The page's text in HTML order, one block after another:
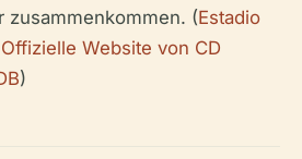
zusammenkommen. (Estadio
Offizielle Website von CD
)